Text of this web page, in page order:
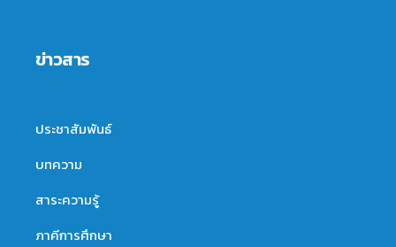
ข่าวสาร
ประชาสัมพันธ์
บทความ
สาระความรู้
ภาคีการศึกษา